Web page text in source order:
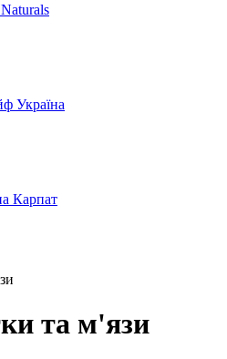
Україна
Карпат
та м'язи